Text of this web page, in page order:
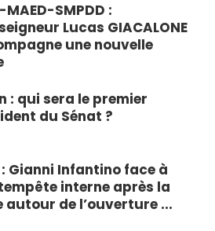
MAED-SMPDD :
Lucas GIACALONE
une nouvelle
: qui sera le premier
du Sénat ?
: Gianni Infantino face à
interne après la
autour de l’ouverture ...